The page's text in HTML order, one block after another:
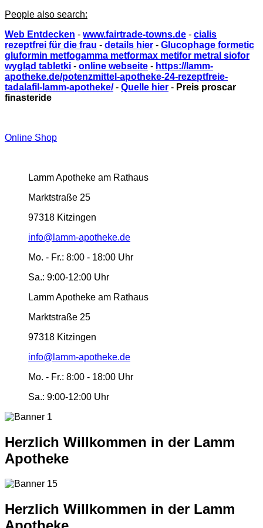
People also search:
Web Entdecken - www.fairtrade-towns.de - cialis
rezeptfrei für die frau - details hier - Glucophage formetic
gluformin metfogamma metformax metifor metral siofor
wygląd tabletki - online webseite - https://lamm-
apotheke.de/potenzmittel-apotheke-24-rezeptfreie-
tadalafil-lamm-apotheke/- Quelle hier - Preis proscar
finasteride
Online Shop
Lamm Apotheke am Rathaus
Marktstraße 25
97318 Kitzingen
info@lamm-apotheke.de
Mo. - Fr.: 8:00 - 18:00 Uhr
Sa.: 9:00-12:00 Uhr
Lamm Apotheke am Rathaus
Marktstraße 25
97318 Kitzingen
info@lamm-apotheke.de
Mo. - Fr.: 8:00 - 18:00 Uhr
Sa.: 9:00-12:00 Uhr
Herzlich Willkommen in der Lamm
Apotheke
Herzlich Willkommen in der Lamm